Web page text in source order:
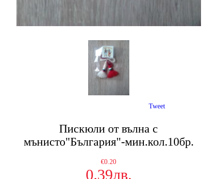
Пискюли от вълна с
мънисто"България"-мин.кол.10бр.
€0.20
0.39лв.
Tweet